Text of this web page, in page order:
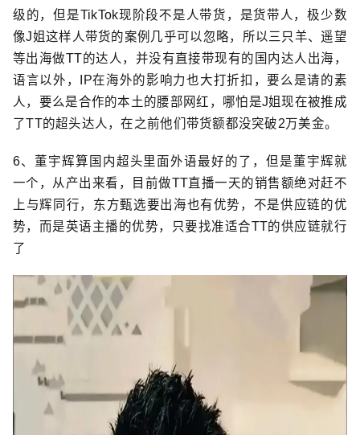
级的，但是TikTok现阶段不是人带货，是货带人，极少数
像J姐这样人带货的案例几乎可以忽略，所以三只羊、遥望
等出海做TT的达人，并没有直接带现有的国内达人出海，
语言以外，IP在海外的影响力也大打折扣，要么是请的素
人，要么是合作的本土的腰部网红，哪怕是J姐现在被推成
了TT的超头达人，在之前他们带货额都没突破2万美金。
6、董宇辉算国内超头里面外语最好的了，但是董宇辉就
一个，从产出来看，目前做TT直播一天的销售额绝对赶不
上与辉同行，东方甄选要出海也有优势，不是供应链的优
势，而是英语主播的优势，只要找准适合TT的供应链就行
了